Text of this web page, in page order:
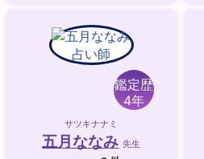
鑑定歴
4年
サツキナナミ
五月ななみ 先生